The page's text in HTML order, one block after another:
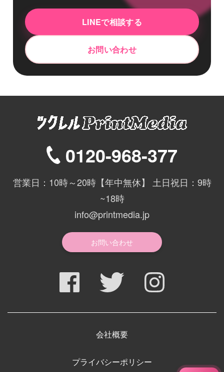
LINEで相談する
お問い合わせ
0120-968-377
営業日：10時～20時【年中無休】 土日祝日：9時
~18時
info@printmedia.jp
お問い合わせ
会社概要
プライバシーポリシー